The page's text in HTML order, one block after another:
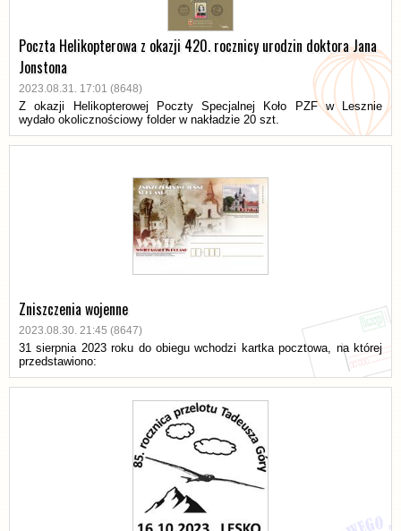
Poczta Helikopterowa z okazji 420. rocznicy urodzin doktora Jana
Jonstona
2023.08.31. 17:01 (8648)
Z okazji Helikopterowej Poczty Specjalnej Koło PZF w Lesznie
wydało okolicznościowy folder w nakładzie 20 szt.
Zniszczenia wojenne
2023.08.30. 21:45 (8647)
31 sierpnia 2023 roku do obiegu wchodzi kartka pocztowa, na której
przedstawiono: